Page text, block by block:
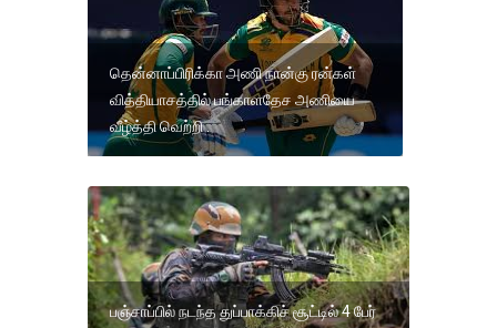
தென்னாப்பிரிக்கா அணி நான்கு ரன்கள்
வித்தியாசத்தில் பங்காளதேச அணியை
வீழ்த்தி வெற்றி .
பஞ்சாப்பில் நடந்த துப்பாக்கிச் சூட்டில் 4 பேர்